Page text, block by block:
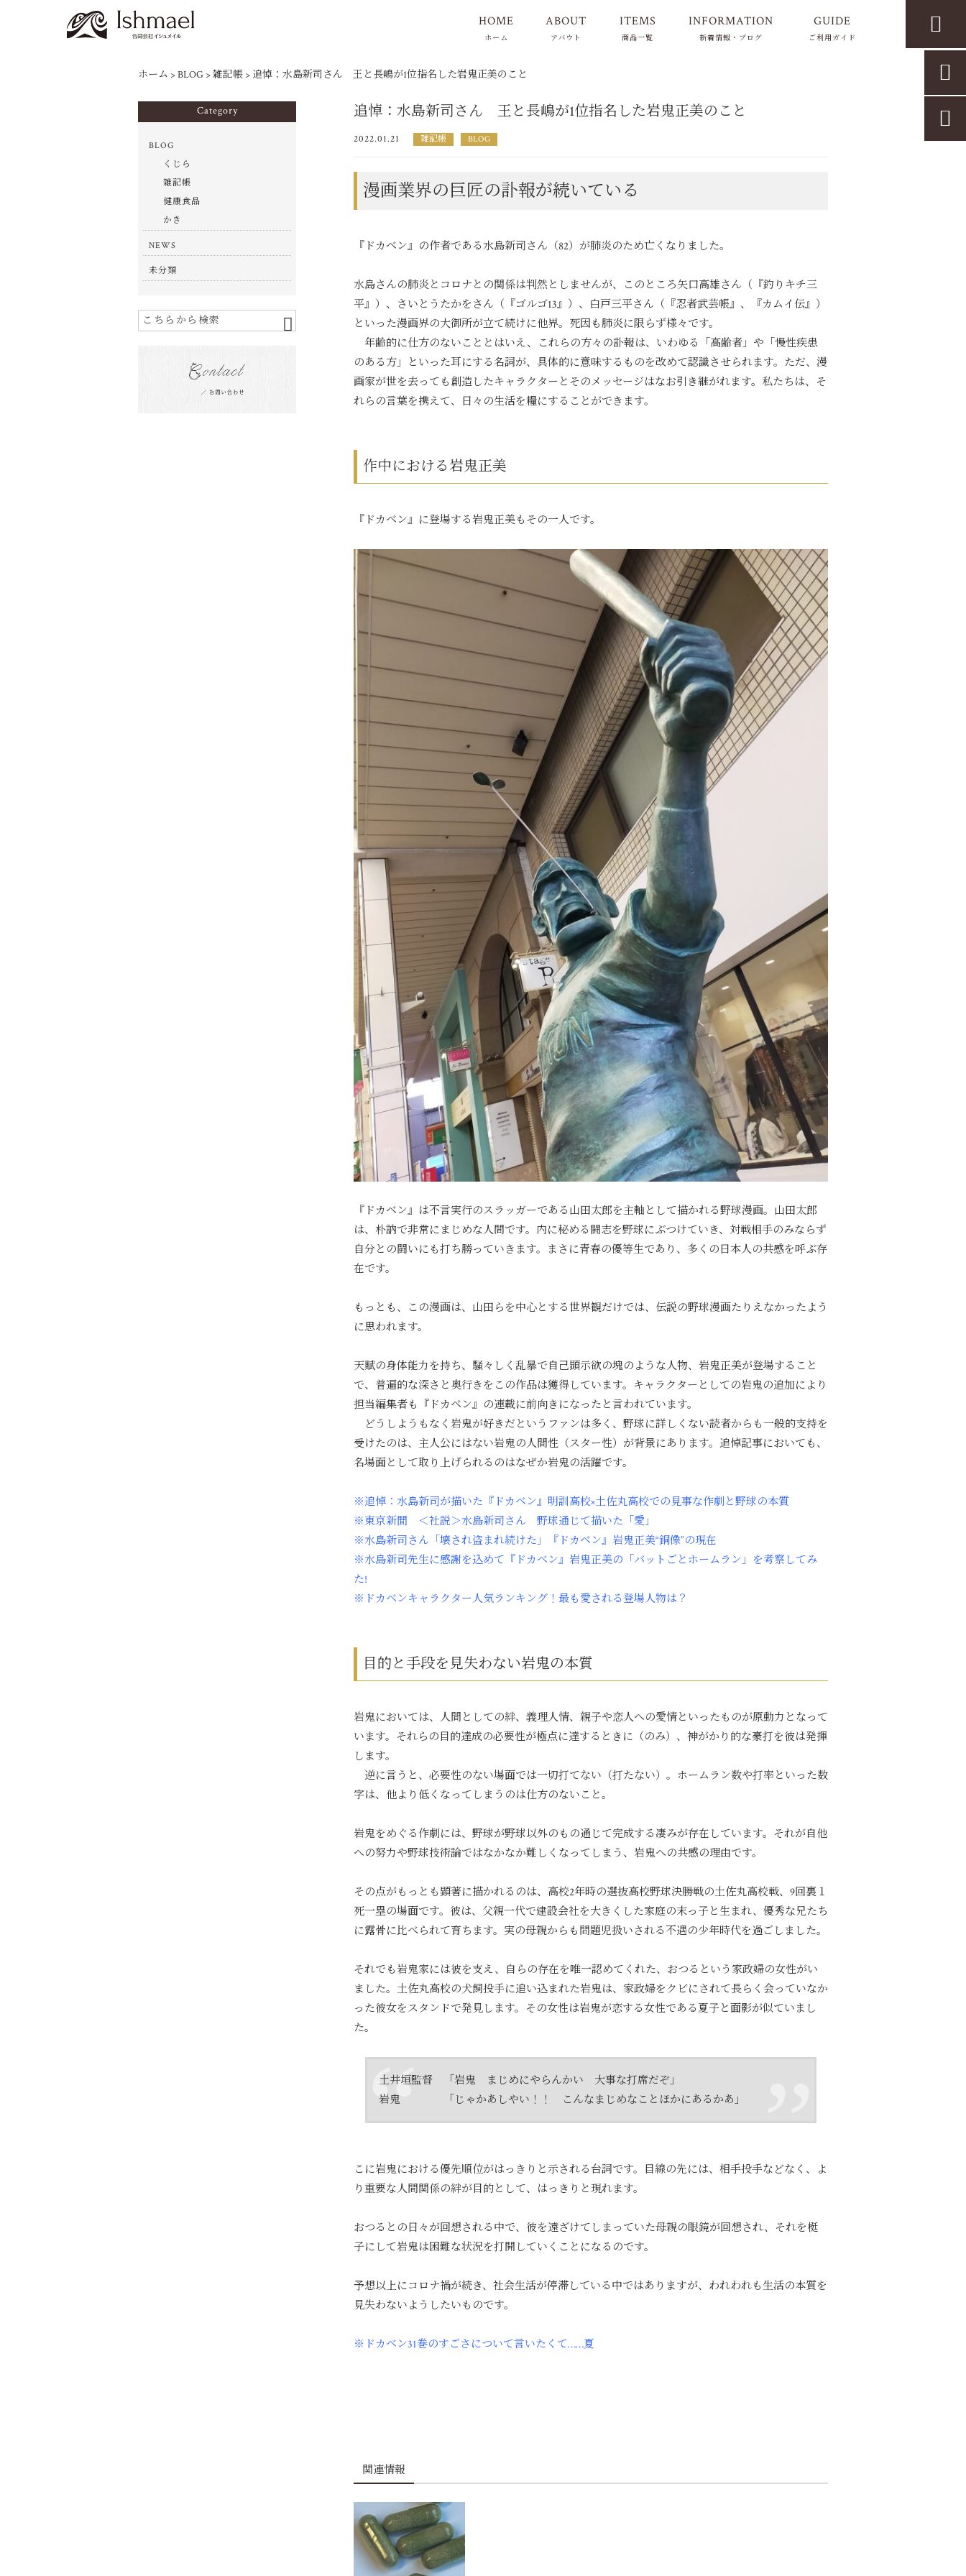
HOME
ホーム
ABOUT
アバウト
ITEMS
商品一覧
INFORMATION
新着情報・ブログ
GUIDE
ご利用ガイド

ホーム >BLOG >雑記帳 > 追悼：水島新司さん 王と長嶋が1位指名した岩鬼正美のこと
追悼：水島新司さん 王と長嶋が1位指名した岩鬼正美のこと
2022.01.21 雑記帳 BLOG
漫画業界の巨匠の訃報が続いている
『ドカベン』の作者である水島新司さん（82）が肺炎のため亡くなりました。
水島さんの肺炎とコロナとの関係は判然としませんが、このところ矢口高雄さん（『釣りキチ三
平』）、さいとうたかをさん（『ゴルゴ13』）、白戸三平さん（『忍者武芸帳』、『カムイ伝』）
といった漫画界の大御所が立て続けに他界。死因も肺炎に限らず様々です。
年齢的に仕方のないこととはいえ、これらの方々の訃報は、いわゆる「高齢者」や「慢性疾患
のある方」といった耳にする名詞が、具体的に意味するものを改めて認識させられます。ただ、漫
画家が世を去っても創造したキャラクターとそのメッセージはなお引き継がれます。私たちは、そ
れらの言葉を携えて、日々の生活を糧にすることができます。
作中における岩鬼正美
『ドカベン』に登場する岩鬼正美もその一人です。
『ドカベン』は不言実行のスラッガーである山田太郎を主軸として描かれる野球漫画。山田太郎
は、朴訥で非常にまじめな人間です。内に秘める闘志を野球にぶつけていき、対戦相手のみならず
自分との闘いにも打ち勝っていきます。まさに青春の優等生であり、多くの日本人の共感を呼ぶ存
在です。
もっとも、この漫画は、山田らを中心とする世界観だけでは、伝説の野球漫画たりえなかったよう
に思われます。
天賦の身体能力を持ち、騒々しく乱暴で自己顕示欲の塊のような人物、岩鬼正美が登場すること
で、普遍的な深さと奥行きをこの作品は獲得しています。キャラクターとしての岩鬼の追加により
担当編集者も『ドカベン』の連載に前向きになったと言われています。
どうしようもなく岩鬼が好きだというファンは多く、野球に詳しくない読者からも一般的支持を
受けたのは、主人公にはない岩鬼の人間性（スター性）が背景にあります。追悼記事においても、
名場面として取り上げられるのはなぜか岩鬼の活躍です。
※追悼：水島新司が描いた『ドカベン』明訓高校×土佐丸高校での見事な作劇と野球の本質
※東京新聞 ＜社説＞水島新司さん 野球通じて描いた「愛」
※水島新司さん「壊され盗まれ続けた」『ドカベン』岩鬼正美“銅像”の現在
※水島新司先生に感謝を込めて『ドカベン』岩鬼正美の「バットごとホームラン」を考察してみ
た!
※ドカベンキャラクター人気ランキング！最も愛される登場人物は？
目的と手段を見失わない岩鬼の本質
岩鬼においては、人間としての絆、義理人情、親子や恋人への愛情といったものが原動力となって
います。それらの目的達成の必要性が極点に達するときに（のみ）、神がかり的な豪打を彼は発揮
します。
逆に言うと、必要性のない場面では一切打てない（打たない）。ホームラン数や打率といった数
字は、他より低くなってしまうのは仕方のないこと。
岩鬼をめぐる作劇には、野球が野球以外のもの通じて完成する凄みが存在しています。それが自他
への努力や野球技術論ではなかなか難しくなってしまう、岩鬼への共感の理由です。
その点がもっとも顕著に描かれるのは、高校2年時の選抜高校野球決勝戦の土佐丸高校戦、9回裏１
死一塁の場面です。彼は、父親一代で建設会社を大きくした家庭の末っ子と生まれ、優秀な兄たち
に露骨に比べられて育ちます。実の母親からも問題児扱いされる不遇の少年時代を過ごしました。
それでも岩鬼家には彼を支え、自らの存在を唯一認めてくれた、おつるという家政婦の女性がい
ました。土佐丸高校の犬飼投手に追い込まれた岩鬼は、家政婦をクビにされて長らく会っていなか
った彼女をスタンドで発見します。その女性は岩鬼が恋する女性である夏子と面影が似ていまし
た。
土井垣監督 「岩鬼 まじめにやらんかい 大事な打席だぞ」
岩鬼 「じゃかあしやい！！ こんなまじめなことほかにあるかあ」
こに岩鬼における優先順位がはっきりと示される台詞です。目線の先には、相手投手などなく、よ
り重要な人間関係の絆が目的として、はっきりと現れます。
おつるとの日々が回想される中で、彼を遠ざけてしまっていた母親の眼鏡が回想され、それを梃
子にして岩鬼は困難な状況を打開していくことになるのです。
予想以上にコロナ禍が続き、社会生活が停滞している中ではありますが、われわれも生活の本質を
見失わないようしたいものです。
※ドカベン31巻のすごさについて言いたくて……夏
関連情報
Category
BLOG
くじら
雑記帳
健康食品
かき
NEWS
未分類

